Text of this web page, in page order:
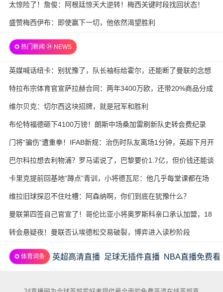
太惊险了！詹俊：阿根廷惊天大逆转！梅西关键时段找回状态！
盛赞梅西伊布：即使赢下一切，他依然渴望胜利
✪ 热门新闻 ㉔ NEWS
英媒喊话纽卡：别犹豫了，队长袖标给霍尔，还能断了曼联的念想
特拉布宗体育官宣萨拉赫合同：两年3400万欧，还带20%商品分成
维尔贝克：切尔西这块招牌，就是冠军和胜利
布伦特福德砸下4100万镑！朗斯中场桑加雷刷新队史转会费纪录
门将“骗伤”遭重拳！IFAB新规：治伤时队友离场1分钟，英超下月开
试
巴尔科拉想去利物浦？罗马诺说了，巴黎要价1.7亿，但价钱还能谈
卡里克提前回基地“蹲点”青训，小将德瓦尼：他几乎每堂课都在场
边
维拉旧球探忍不住吐槽：阿森纳啊，你们到底在犹豫什么？
曼联第四签自己官宣了！哥伦比亚小将奥罗斯科亲口承认加盟，18
岁生日当天完成转会
转会悬疑夜！曼联否认埃德松交易破裂，博弈进入读秒阶段
✪ 体育词条 英超高清直播 足球无插件直播 NBA直播免费看